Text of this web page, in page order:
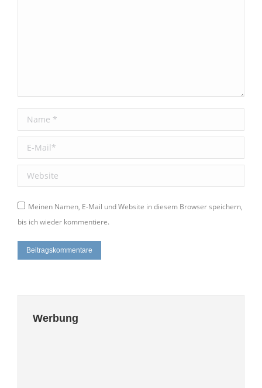
Name *
E-Mail *
Website
Meinen Namen, E-Mail und Website in diesem Browser speichern,
bis ich wieder kommentiere.
Beitragskommentare
Werbung